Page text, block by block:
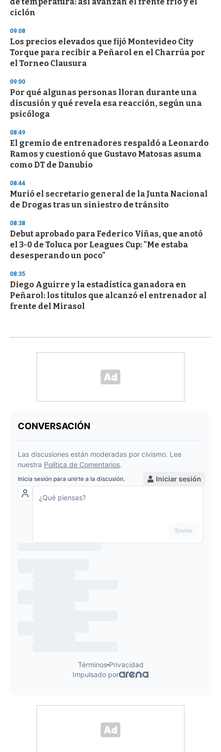
o
n
s
de temperatura: así avanzan el frente frío y el
ciclón
09:08
Los precios elevados que fijó Montevideo City
Torque para recibir a Peñarol en el Charrúa por
el Torneo Clausura
09:00
Por qué algunas personas lloran durante una
discusión y qué revela esa reacción, según una
psicóloga
08:49
El gremio de entrenadores respaldó a Leonardo
Ramos y cuestionó que Gustavo Matosas asuma
como DT de Danubio
08:44
Murió el secretario general de la Junta Nacional
de Drogas tras un siniestro de tránsito
08:38
Debut aprobado para Federico Viñas, que anotó
el 3-0 de Toluca por Leagues Cup: "Me estaba
desesperando un poco"
08:35
Diego Aguirre y la estadística ganadora en
Peñarol: los títulos que alcanzó el entrenador al
frente del Mirasol